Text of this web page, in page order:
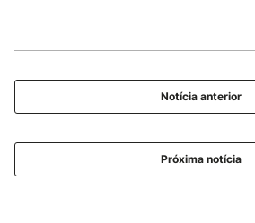
Notícia anterior
Próxima notícia